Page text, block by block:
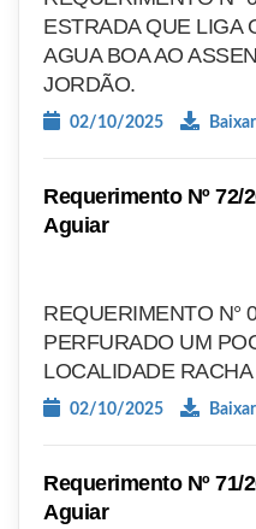
ESTRADA QUE LIGA
AGUA BOA AO
JORDÃO.
02/10/2025 Baixar
Requerimento Nº 72/
Aguiar
REQUERIMENTO N°
PERFURADO UM
LOCALIDADE
02/10/2025 Baixar
Requerimento Nº 71/
Aguiar